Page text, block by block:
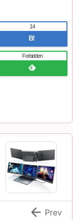
B!
14
Forbidden
 Prev